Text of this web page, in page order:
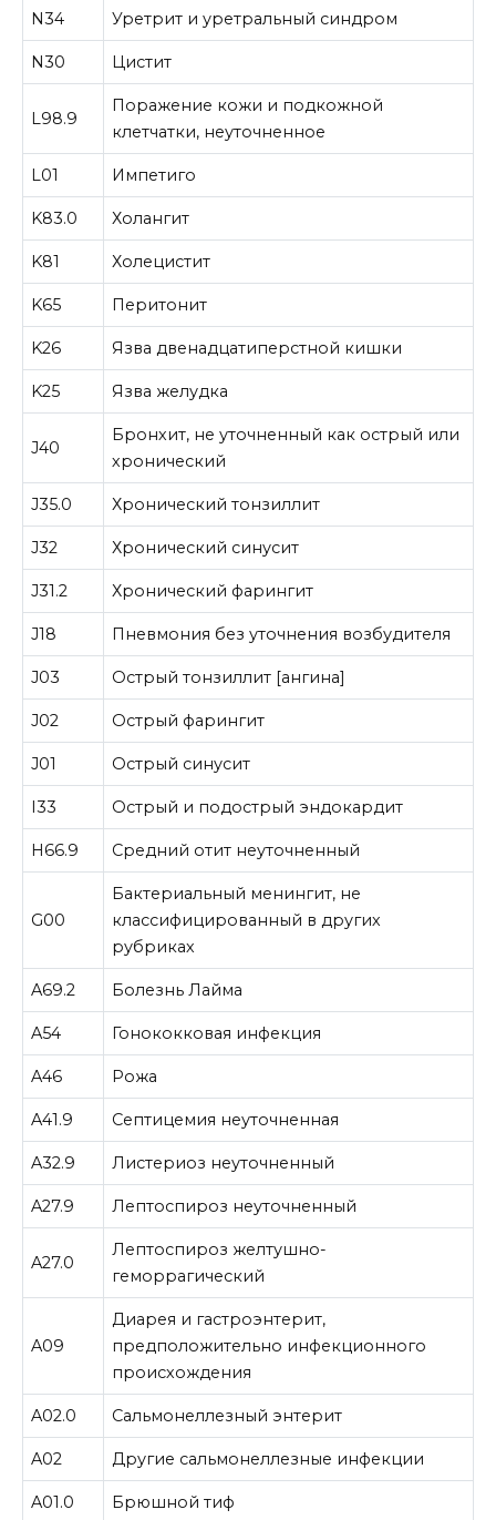
N34 Уретрит и уретральный синдром
N30 Цистит
L98.9
Поражение кожи и подкожной
клетчатки, неуточненное
L01 Импетиго
K83.0 Холангит
K81 Холецистит
K65 Перитонит
K26 Язва двенадцатиперстной кишки
K25 Язва желудка
J40
Бронхит, не уточненный как острый или
хронический
J35.0 Хронический тонзиллит
J32 Хронический синусит
J31.2 Хронический фарингит
J18 Пневмония без уточнения возбудителя
J03 Острый тонзиллит [ангина]
J02 Острый фарингит
J01 Острый синусит
I33 Острый и подострый эндокардит
H66.9 Средний отит неуточненный
G00
Бактериальный менингит, не
классифицированный в других
рубриках
A69.2 Болезнь Лайма
A54 Гонококковая инфекция
A46 Рожа
A41.9 Септицемия неуточненная
A32.9 Листериоз неуточненный
A27.9 Лептоспироз неуточненный
A27.0
Лептоспироз желтушно-
геморрагический
A09
Диарея и гастроэнтерит,
предположительно инфекционного
происхождения
A02.0 Сальмонеллезный энтерит
A02 Другие сальмонеллезные инфекции
A01.0 Брюшной тиф